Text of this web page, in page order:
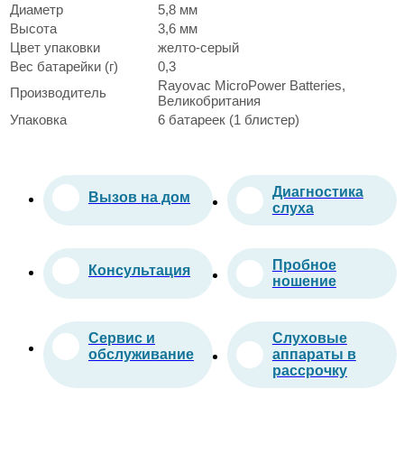
Диаметр
5,8 мм
Высота
3,6 мм
Цвет упаковки
желто-серый
Вес батарейки (г)
0,3
Производитель
Rayovac MicroPower Batteries,
Великобритания
Упаковка
6 батареек (1 блистер)
Вызов на дом
Диагностика
слуха
Консультация
Пробное
ношение
Сервис и
обслуживание
Слуховые
аппараты в
рассрочку